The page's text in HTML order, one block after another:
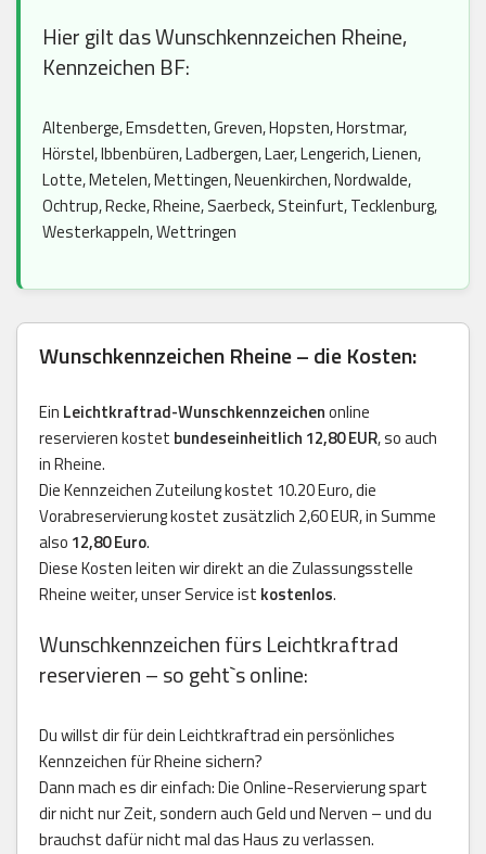
Hier gilt das Wunschkennzeichen Rheine,
Kennzeichen BF:
Altenberge, Emsdetten, Greven, Hopsten, Horstmar,
Hörstel, Ibbenbüren, Ladbergen, Laer, Lengerich, Lienen,
Lotte, Metelen, Mettingen, Neuenkirchen, Nordwalde,
Ochtrup, Recke, Rheine, Saerbeck, Steinfurt, Tecklenburg,
Westerkappeln, Wettringen
Wunschkennzeichen Rheine – die Kosten:
Ein Leichtkraftrad-Wunschkennzeichenonline
reservieren kostet bundeseinheitlich 12,80 EUR, so auch
in Rheine.
Die Kennzeichen Zuteilung kostet 10.20 Euro, die
Vorabreservierung kostet zusätzlich 2,60 EUR, in Summe
also 12,80 Euro.
Diese Kosten leiten wir direkt an die Zulassungsstelle
Rheine weiter, unser Service ist kostenlos.
Wunschkennzeichen fürs Leichtkraftrad
reservieren – so geht`s online:
Du willst dir für dein Leichtkraftrad ein persönliches
Kennzeichen für Rheine sichern?
Dann mach es dir einfach: Die Online-Reservierung spart
dir nicht nur Zeit, sondern auch Geld und Nerven – und du
brauchst dafür nicht mal das Haus zu verlassen.